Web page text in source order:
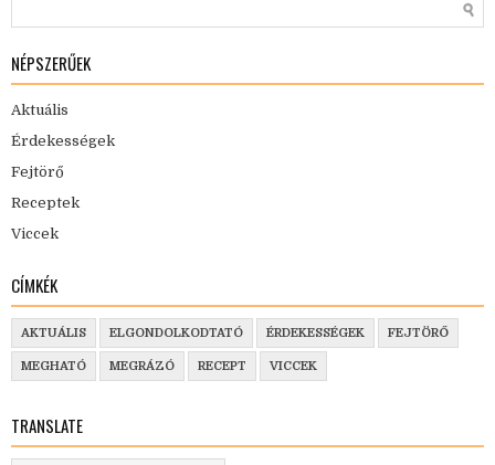
NÉPSZERŰEK
Aktuális
Érdekességek
Fejtörő
Receptek
Viccek
CÍMKÉK
AKTUÁLIS ELGONDOLKODTATÓ ÉRDEKESSÉGEK FEJTÖRŐ
MEGHATÓ MEGRÁZÓ RECEPT VICCEK
TRANSLATE